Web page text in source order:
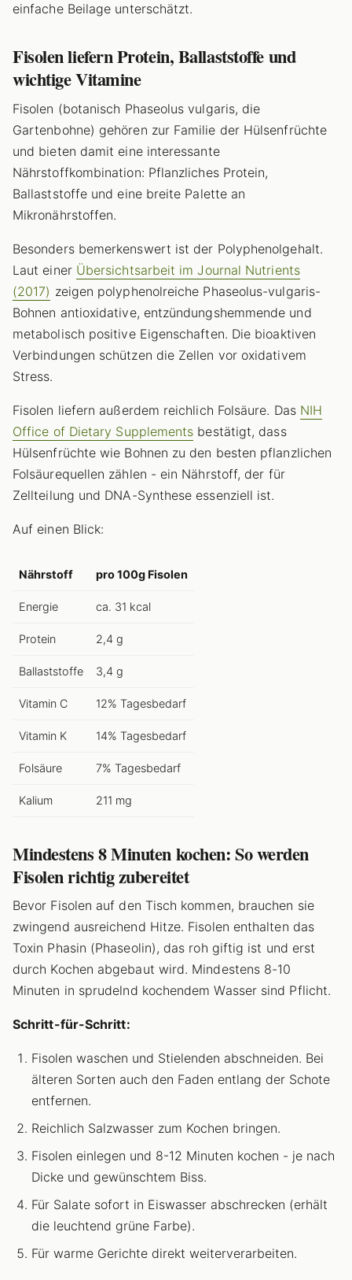
einfache Beilage unterschätzt.
Fisolen liefern Protein, Ballaststoffe und
wichtige Vitamine
Fisolen (botanisch Phaseolus vulgaris, die
Gartenbohne) gehören zur Familie der Hülsenfrüchte
und bieten damit eine interessante
Nährstoffkombination: Pflanzliches Protein,
Ballaststoffe und eine breite Palette an
Mikronährstoffen.
Besonders bemerkenswert ist der Polyphenolgehalt.
Laut einer Übersichtsarbeit im Journal Nutrients
(2017) zeigen polyphenolreiche Phaseolus-vulgaris-
Bohnen antioxidative, entzündungshemmende und
metabolisch positive Eigenschaften. Die bioaktiven
Verbindungen schützen die Zellen vor oxidativem
Stress.
Fisolen liefern außerdem reichlich Folsäure. Das NIH
Office of Dietary Supplements bestätigt, dass
Hülsenfrüchte wie Bohnen zu den besten pflanzlichen
Folsäurequellen zählen - ein Nährstoff, der für
Zellteilung und DNA-Synthese essenziell ist.
Auf einen Blick:
Nährstoff pro 100g Fisolen
Energie ca. 31 kcal
Protein 2,4 g
Ballaststoffe 3,4 g
Vitamin C 12% Tagesbedarf
Vitamin K 14% Tagesbedarf
Folsäure 7% Tagesbedarf
Kalium 211 mg
Mindestens 8 Minuten kochen: So werden
Fisolen richtig zubereitet
Bevor Fisolen auf den Tisch kommen, brauchen sie
zwingend ausreichend Hitze. Fisolen enthalten das
Toxin Phasin (Phaseolin), das roh giftig ist und erst
durch Kochen abgebaut wird. Mindestens 8-10
Minuten in sprudelnd kochendem Wasser sind Pflicht.
Schritt-für-Schritt:
Fisolen waschen und Stielenden abschneiden. Bei
älteren Sorten auch den Faden entlang der Schote
entfernen.
Reichlich Salzwasser zum Kochen bringen.
Fisolen einlegen und 8-12 Minuten kochen - je nach
Dicke und gewünschtem Biss.
Für Salate sofort in Eiswasser abschrecken (erhält
die leuchtend grüne Farbe).
Für warme Gerichte direkt weiterverarbeiten.